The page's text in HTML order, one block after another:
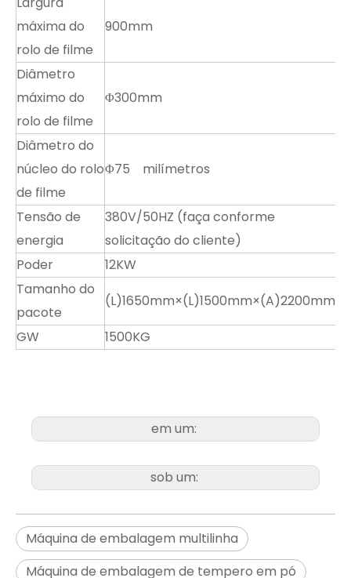
máxima do
rolo de filme
900mm
Diâmetro
máximo do
rolo de filme
Φ300mm
Diâmetro do
núcleo do rolo
de filme
Φ75 milímetros
Tensão de
energia
380V/50HZ (faça conforme
solicitação do cliente)
Poder
12KW
Tamanho do
pacote
(L)1650mm×(L)1500mm×(A)2200mm
GW
1500KG
em um:
sob um:
Máquina de embalagem multilinha
Máquina de embalagem de tempero em pó